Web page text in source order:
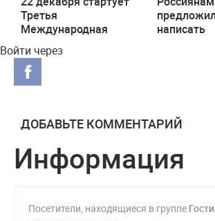
Третья
Международная
Солдата Победы С
Новым Годом"
написать
Войти через
ДОБАВЬТЕ КОММЕНТАРИЙ
Информация
Посетители, находящиеся в группе Гости